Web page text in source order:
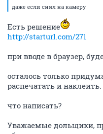
даже если снял на камеру
Есть решение
http://starturl.com/271
при вводе в браузер,
осталось только
распечатать и наклеить.
что написать?
Уважаемые дольщики,